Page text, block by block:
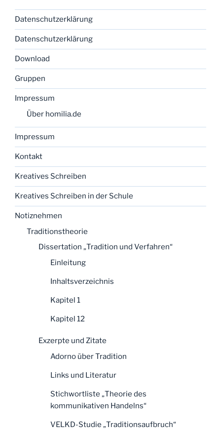
Datenschutzerklärung
Datenschutzerklärung
Download
Gruppen
Impressum
Über homilia.de
Impressum
Kontakt
Kreatives Schreiben
Kreatives Schreiben in der Schule
Notiznehmen
Traditionstheorie
Dissertation „Tradition und Verfahren“
Einleitung
Inhaltsverzeichnis
Kapitel 1
Kapitel 12
Exzerpte und Zitate
Adorno über Tradition
Links und Literatur
Stichwortliste „Theorie des
kommunikativen Handelns“
VELKD-Studie „Traditionsaufbruch“